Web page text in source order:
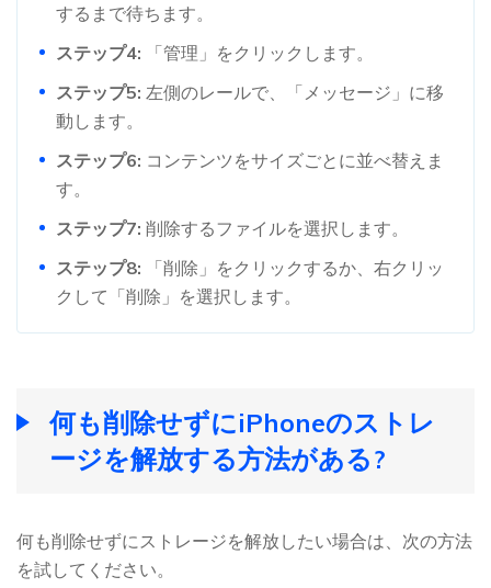
するまで待ちます。
ステップ4: 「管理」をクリックします。
ステップ5: 左側のレールで、「メッセージ」に移
動します。
ステップ6: コンテンツをサイズごとに並べ替えま
す。
ステップ7: 削除するファイルを選択します。
ステップ8: 「削除」をクリックするか、右クリッ
クして「削除」を選択します。
何も削除せずにiPhoneのストレ
ージを解放する方法がある?
何も削除せずにストレージを解放したい場合は、次の方法
を試してください。